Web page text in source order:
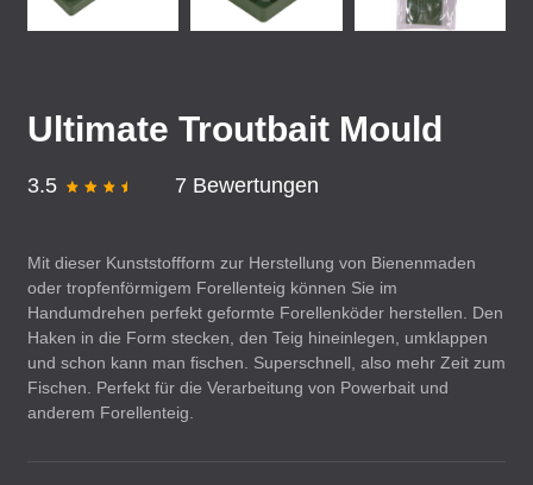
Ultimate Troutbait Mould
3.5 7 Bewertungen
Mit dieser Kunststoffform zur Herstellung von Bienenmaden
oder tropfenförmigem Forellenteig können Sie im
Handumdrehen perfekt geformte Forellenköder herstellen. Den
Haken in die Form stecken, den Teig hineinlegen, umklappen
und schon kann man fischen. Superschnell, also mehr Zeit zum
Fischen. Perfekt für die Verarbeitung von Powerbait und
anderem Forellenteig.